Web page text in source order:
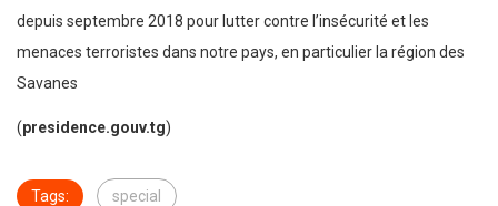
depuis septembre 2018 pour lutter contre l’insécurité et les
menaces terroristes dans notre pays, en particulier la région des
Savanes
(presidence.gouv.tg)
Tags: special